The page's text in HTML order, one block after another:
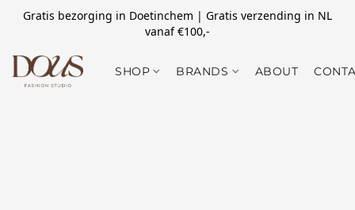
Gratis bezorging in Doetinchem | Gratis verzending in NL
vanaf €100,-
SHOP BRANDS ABOUT